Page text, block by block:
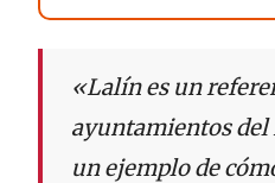
«Lalín es un
ayuntamientos del
un ejemplo de